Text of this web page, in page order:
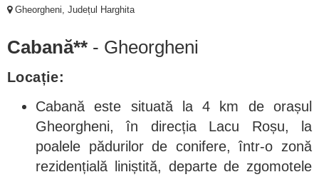
Gheorgheni, Județul Harghita
Cabană** - Gheorgheni
Locație:
Cabană este situată la 4 km de orașul
Gheorgheni, în direcția Lacu Roșu, la
poalele pădurilor de conifere, într-o zonă
rezidențială liniștită, departe de zgomotele